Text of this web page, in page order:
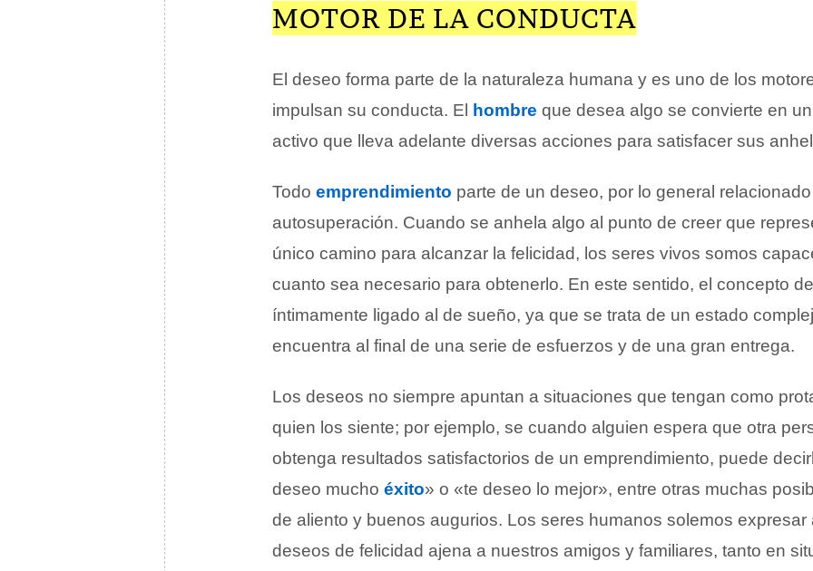
MOTOR DE LA CONDUCTA
El deseo forma parte de la naturaleza humana y es uno de los
impulsan su conducta. El
hombre que desea algo se convierte en
activo que lleva adelante diversas acciones para satisfacer sus
Todo emprendimiento parte de un deseo, por lo general
autosuperación. Cuando se anhela algo al punto de creer que
único camino para alcanzar la felicidad, los seres vivos somos
cuanto sea necesario para obtenerlo. En este sentido, el concepto
íntimamente ligado al de sueño, ya que se trata de un estado
encuentra al final de una serie de esfuerzos y de una gran entrega.
Los deseos no siempre apuntan a situaciones que tengan como
quien los siente; por ejemplo, se cuando alguien espera que otra
obtenga resultados satisfactorios de un emprendimiento, puede
deseo mucho éxito» o «te deseo lo mejor», entre otras muchas
de aliento y buenos augurios. Los seres humanos solemos expresar
deseos de felicidad ajena a nuestros amigos y familiares, tanto en